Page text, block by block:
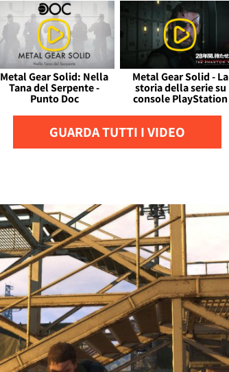
Metal Gear Solid: Nella
Tana del Serpente -
Punto Doc
Metal Gear Solid - La
storia della serie su
console PlayStation
GUARDA TUTTI I VIDEO